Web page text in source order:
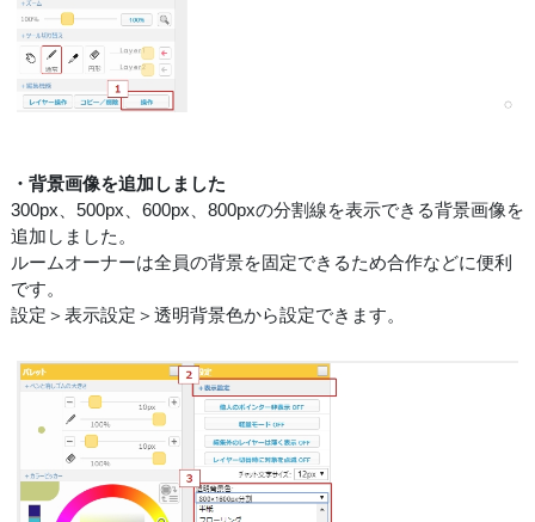
・背景画像を追加しました
300px、500px、600px、800pxの分割線を表示できる背景画像を
追加しました。
ルームオーナーは全員の背景を固定できるため合作などに便利
です。
設定＞表示設定＞透明背景色から設定できます。